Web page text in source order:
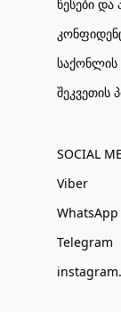
წესები და
შეკვეთის
SOCIAL
Viber
WhatsApp
Telegram